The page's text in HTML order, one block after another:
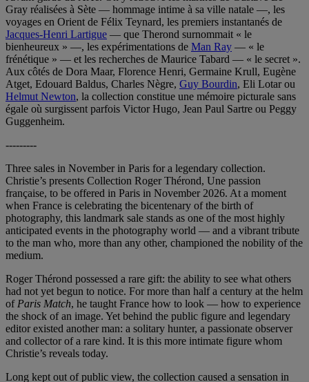
Gray réalisées à Sète — hommage intime à sa ville natale —, les
voyages en Orient de Félix Teynard, les premiers instantanés de
Jacques-Henri Lartigue — que Therond surnommait « le
bienheureux » —, les expérimentations de Man Ray — « le
frénétique » — et les recherches de Maurice Tabard — « le secret ».
Aux côtés de Dora Maar, Florence Henri, Germaine Krull, Eugène
Atget, Edouard Baldus, Charles Nègre, Guy Bourdin, Eli Lotar ou
Helmut Newton, la collection constitue une mémoire picturale sans
égale où surgissent parfois Victor Hugo, Jean Paul Sartre ou Peggy
Guggenheim.
---------
Three sales in November in Paris for a legendary collection.
Christie’s presents Collection Roger Thérond, Une passion
française, to be offered in Paris in November 2026. At a moment
when France is celebrating the bicentenary of the birth of
photography, this landmark sale stands as one of the most highly
anticipated events in the photography world — and a vibrant tribute
to the man who, more than any other, championed the nobility of the
medium.
Roger Thérond possessed a rare gift: the ability to see what others
had not yet begun to notice. For more than half a century at the helm
of Paris Match, he taught France how to look — how to experience
the shock of an image. Yet behind the public figure and legendary
editor existed another man: a solitary hunter, a passionate observer
and collector of a rare kind. It is this more intimate figure whom
Christie’s reveals today.
Long kept out of public view, the collection caused a sensation in